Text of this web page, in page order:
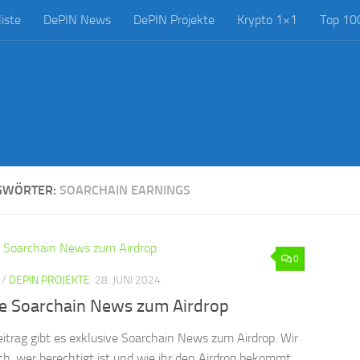
DePIN News DePIN Projekte Krypto 1×1 Top
SOARCHAIN EARNINGS
0
/ DEPIN PROJEKTE 28. JUNI 2024
Soarchain News zum Airdrop
gibt es exklusive Soarchain News zum Airdrop. Wir